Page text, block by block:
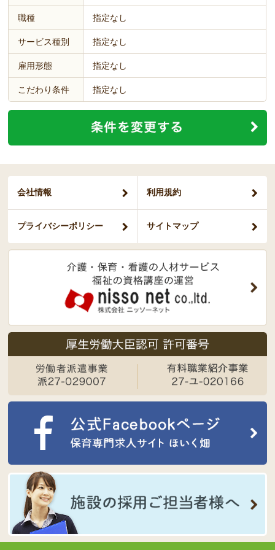
職種 指定なし
サービス種別 指定なし
雇用形態 指定なし
こだわり条件 指定なし
会社情報 利用規約
プライバシーポリシー サイトマップ